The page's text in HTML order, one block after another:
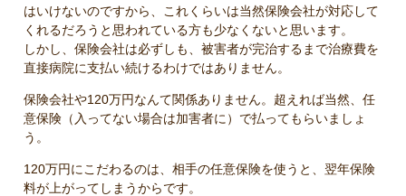
はいけないのですから、これくらいは当然保険会社が対応して
くれるだろうと思われている方も少なくないと思います。
しかし、保険会社は必ずしも、被害者が完治するまで治療費を
直接病院に支払い続けるわけではありません。
保険会社や120万円なんて関係ありません。超えれば当然、任
意保険（入ってない場合は加害者に）で払ってもらいましょ
う。
120万円にこだわるのは、相手の任意保険を使うと、翌年保険
料が上がってしまうからです。